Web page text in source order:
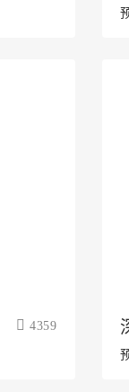
4359